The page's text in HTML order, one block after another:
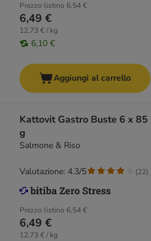
Prezzo listino 6,54 €
6,49 €
12,73 € / kg
6,10 €
Aggiungi al carrello
Kattovit Gastro Buste 6 x 85
g
Salmone & Riso
Prezzo listino 6,54 €
6,49 €
12,73 € / kg
Valutazione: 4.3/5 (22)